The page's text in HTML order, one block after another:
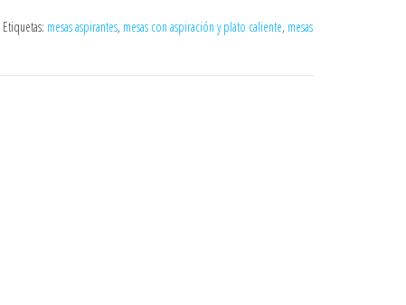
Etiquetas: mesas aspirantes, mesas con aspiración y plato caliente, mesas